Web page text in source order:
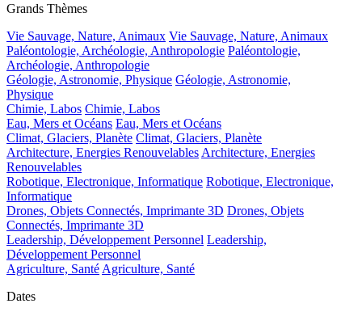
Grands Thèmes
Vie Sauvage, Nature, Animaux Vie Sauvage, Nature, Animaux
Paléontologie, Archéologie, Anthropologie Paléontologie,
Archéologie, Anthropologie
Géologie, Astronomie, Physique Géologie, Astronomie,
Physique
Chimie, Labos Chimie, Labos
Eau, Mers et Océans Eau, Mers et Océans
Climat, Glaciers, Planète Climat, Glaciers, Planète
Architecture, Energies Renouvelables Architecture, Energies
Renouvelables
Robotique, Electronique, Informatique Robotique, Electronique,
Informatique
Drones, Objets Connectés, Imprimante 3D Drones, Objets
Connectés, Imprimante 3D
Leadership, Développement Personnel Leadership,
Développement Personnel
Agriculture, Santé Agriculture, Santé
Dates